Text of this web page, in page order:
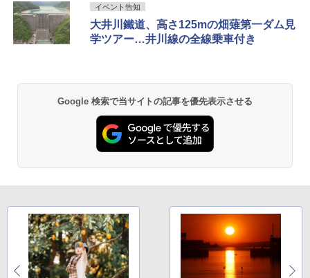
イベント告知
大井川鐵道、高さ125mの畑薙第一ダム見
学ツアー…井川線の全線乗車付き
Google 検索で当サイトの記事を優先表示させる